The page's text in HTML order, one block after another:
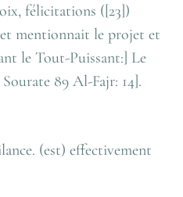
félicitations ([23])
mentionnait le projet et
le Tout-Puissant:] Le
89 Al-Fajr: 14].
(est) effectivement